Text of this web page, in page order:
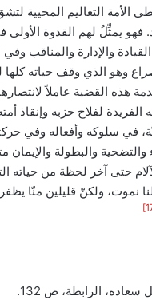
الأمة التعاليم المحيية
فهو يمثِّلُ لهم القدوة الأولى
والإدارة والمناقب وفي
وهو الذي وقف حياته كلها
هذه القضية عاملاً
الفريدة لفلاح حزبه وإنقاذ
في سلوكه وأفعاله وفي
والتضحية والبطولة والإيمان
حتى آخر لحظة من حياته
نموت، ولكنّ قليلين منّا
سعاده، الرابطة، ص 132.